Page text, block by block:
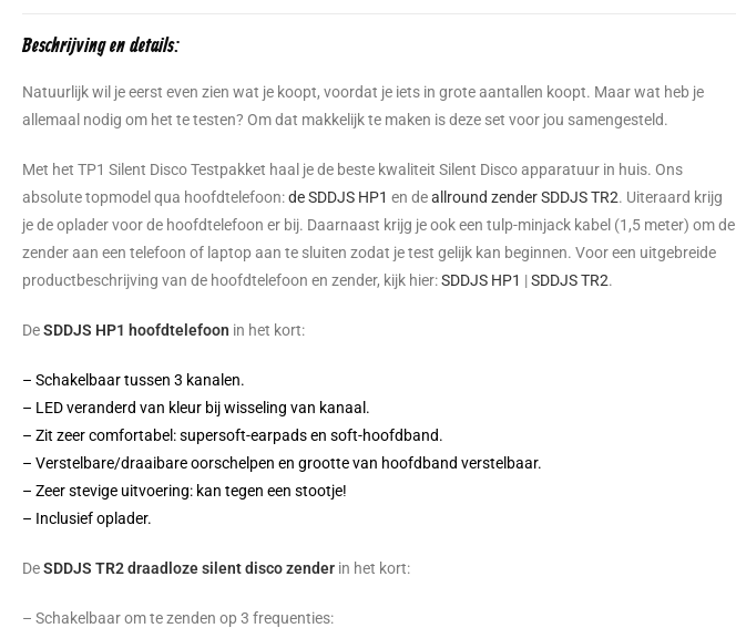
Beschrijving en details:
Natuurlijk wil je eerst even zien wat je koopt, voordat je iets in grote aantallen koopt. Maar wat heb je
allemaal nodig om het te testen? Om dat makkelijk te maken is deze set voor jou samengesteld.
Met het TP1 Silent Disco Testpakket haal je de beste kwaliteit Silent Disco apparatuur in huis. Ons
absolute topmodel qua hoofdtelefoon:de SDDJS HP1 en deallround zender SDDJS TR2. Uiteraard krijg
je de oplader voor de hoofdtelefoon er bij. Daarnaast krijg je ook een tulp-minjack kabel (1,5 meter) om de
zender aan een telefoon of laptop aan te sluiten zodat je test gelijk kan beginnen. Voor een uitgebreide
productbeschrijving van de hoofdtelefoon en zender, kijk hier:SDDJS HP1 |SDDJS TR2.
DeSDDJS HP1 hoofdtelefoon in het kort:
– Schakelbaar tussen 3 kanalen.
– LED veranderd van kleur bij wisseling van kanaal.
– Zit zeer comfortabel: supersoft-earpads en soft-hoofdband.
– Verstelbare/draaibare oorschelpen en grootte van hoofdband verstelbaar.
– Zeer stevige uitvoering: kan tegen een stootje!
– Inclusief oplader.
DeSDDJS TR2 draadloze silent disco zender in het kort:
– Schakelbaar om te zenden op 3 frequenties: